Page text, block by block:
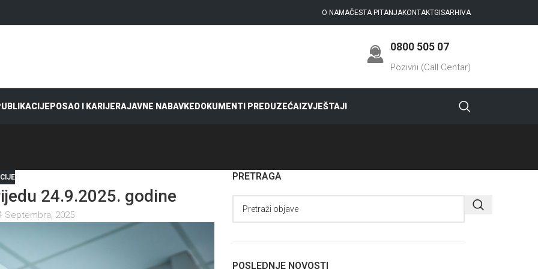
O NAMAČESTA PITANJAKONTAKTGISARHIVA
0800 505 07
Pozivni (Call Centar)
POSAO I KARIJERAJAVNE NABAVKEDOKUMENTI PREDUZEĆAIZVJEŠTAJI
24.9.2025. godine
Septembra, 2025
PRETRAGA
POSLEDNJE NOVOSTI